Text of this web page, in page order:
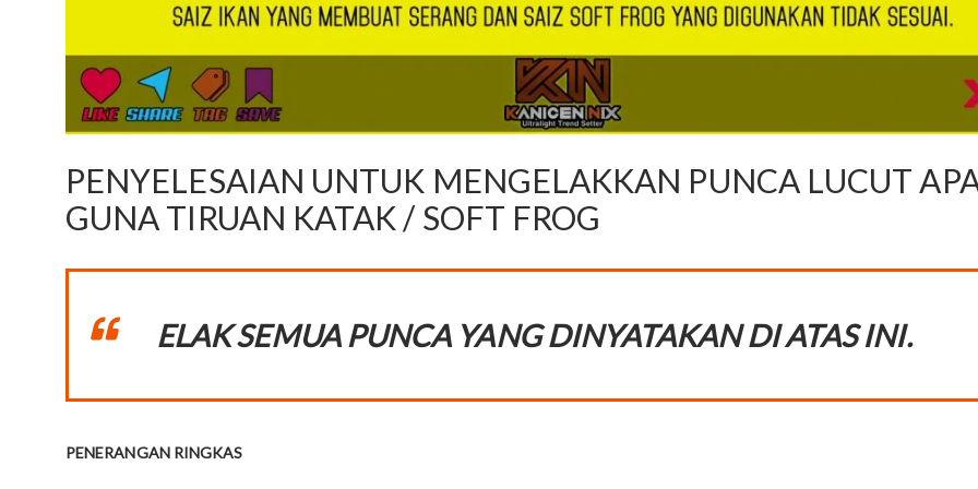
PENYELESAIAN UNTUK MENGELAKKAN PUNCA LUCUT
GUNA TIRUAN KATAK / SOFT FROG
ELAK SEMUA PUNCA YANG DINYATAKAN DI ATAS INI.
PENERANGAN RINGKAS